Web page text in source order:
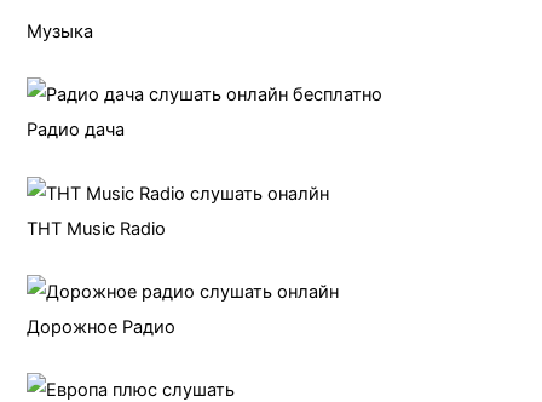
Музыка
Радио дача
ТНТ Music Radio
Дорожное Радио